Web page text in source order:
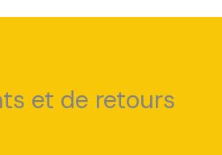
et de retours